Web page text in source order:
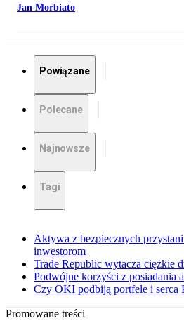
Jan Morbiato
Powiązane
Polecane
Najnowsze
Tagi
Aktywa z bezpiecznych przystani
inwestorom
Trade Republic wytacza ciężkie
Podwójne korzyści z posiadania
Czy OKI podbiją portfele i serca
Promowane treści